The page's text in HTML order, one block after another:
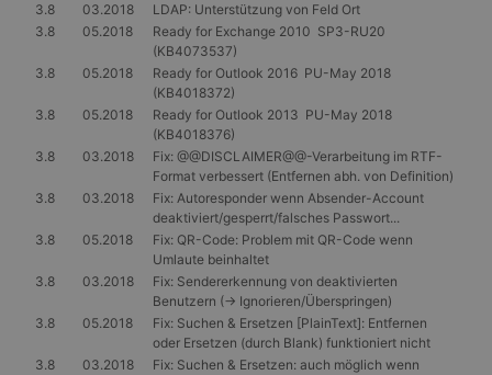
3.8
03.2018
LDAP: Unterstützung von Feld Ort
3.8
05.2018
Ready for Exchange 2010 SP3-RU20
(KB4073537)
3.8
05.2018
Ready for Outlook 2016 PU-May 2018
(KB4018372)
3.8
05.2018
Ready for Outlook 2013 PU-May 2018
(KB4018376)
3.8
03.2018
Fix: @@DISCLAIMER@@-Verarbeitung im RTF-
Format verbessert (Entfernen abh. von Definition)
3.8
03.2018
Fix: Autoresponder wenn Absender-Account
deaktiviert/gesperrt/falsches Passwort...
3.8
05.2018
Fix: QR-Code: Problem mit QR-Code wenn
Umlaute beinhaltet
3.8
03.2018
Fix: Sendererkennung von deaktivierten
Benutzern (-> Ignorieren/Überspringen)
3.8
05.2018
Fix: Suchen & Ersetzen [PlainText]: Entfernen
oder Ersetzen (durch Blank) funktioniert nicht
3.8
03.2018
Fix: Suchen & Ersetzen: auch möglich wenn